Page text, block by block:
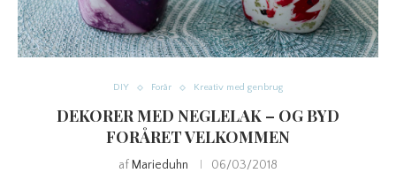
DIY Forår Kreativ med genbrug
DEKORER MED NEGLELAK – OG BYD
FORÅRET VELKOMMEN
af Marieduhn 06/03/2018